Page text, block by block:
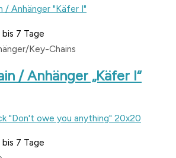
bis 7 Tage
Key-Chains
/ Anhänger „Käfer I“
bis 7 Tage